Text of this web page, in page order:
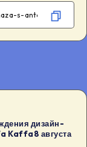
дизайн-
Kaffa8 августа